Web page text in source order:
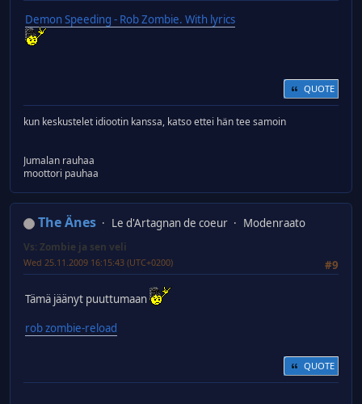
Demon Speeding - Rob Zombie. With lyrics
QUOTE
kun keskustelet idiootin kanssa, katso ettei hän tee samoin
Jumalan rauhaa
moottori pauhaa
The Änes Le d'Artagnan de coeur Modenraato
Vs: Zombie ja sen veli
#9
Wed 25.11.2009 16:15:43 (UTC+0200)
Tämä jäänyt puuttumaan
rob zombie-reload
QUOTE